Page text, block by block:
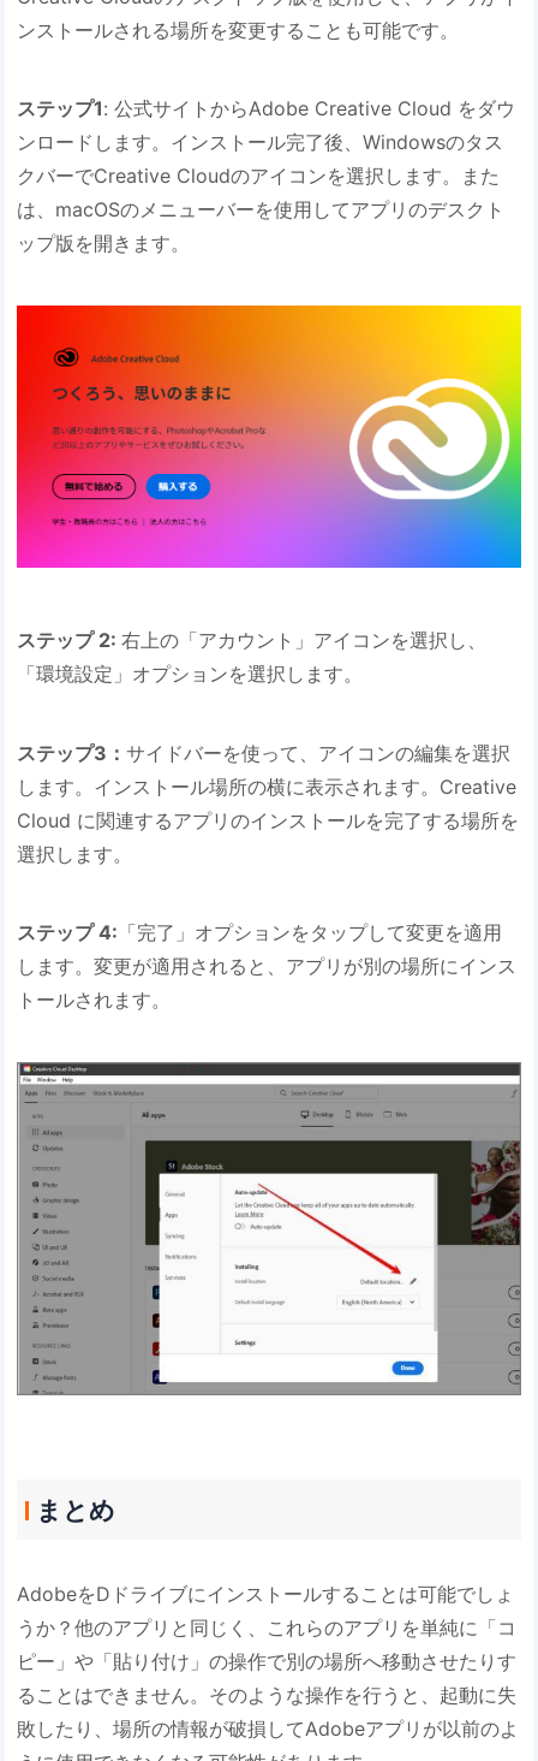
ンストールされる場所を変更することも可能です。
ステップ1: 公式サイトからAdobe Creative Cloud をダウ
ンロードします。インストール完了後、Windowsのタス
クバーでCreative Cloudのアイコンを選択します。また
は、macOSのメニューバーを使用してアプリのデスクト
ップ版を開きます。
ステップ 2:右上の「アカウント」アイコンを選択し、
「環境設定」オプションを選択します。
ステップ3：サイドバーを使って、アイコンの編集を選択
します。インストール場所の横に表示されます。Creative
Cloud に関連するアプリのインストールを完了する場所を
選択します。
ステップ 4: 「完了」オプションをタップして変更を適用
します。変更が適用されると、アプリが別の場所にインス
トールされます。
まとめ
AdobeをDドライブにインストールすることは可能でしょ
うか？他のアプリと同じく、これらのアプリを単純に「コ
ピー」や「貼り付け」の操作で別の場所へ移動させたりす
ることはできません。そのような操作を行うと、起動に失
敗したり、場所の情報が破損してAdobeアプリが以前のよ